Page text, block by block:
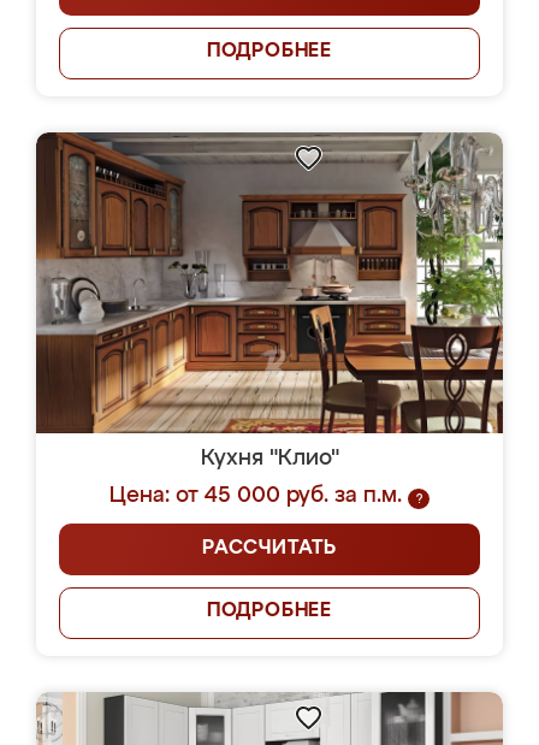
ПОДРОБНЕЕ
Кухня "Клио"
Цена: от 45 000 руб. за п.м.
?
РАССЧИТАТЬ
ПОДРОБНЕЕ